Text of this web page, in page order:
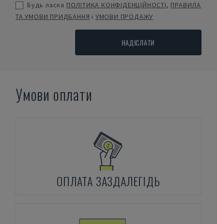
Будь ласка ПОЛІТИКА КОНФІДЕНЦІЙНОСТІ, ПРАВИЛА
ТА УМОВИ ПРИДБАННЯ і УМОВИ ПРОДАЖУ
НАДІСЛАТИ
Умови оплати
ОПЛАТА ЗАЗДАЛЕГІДЬ